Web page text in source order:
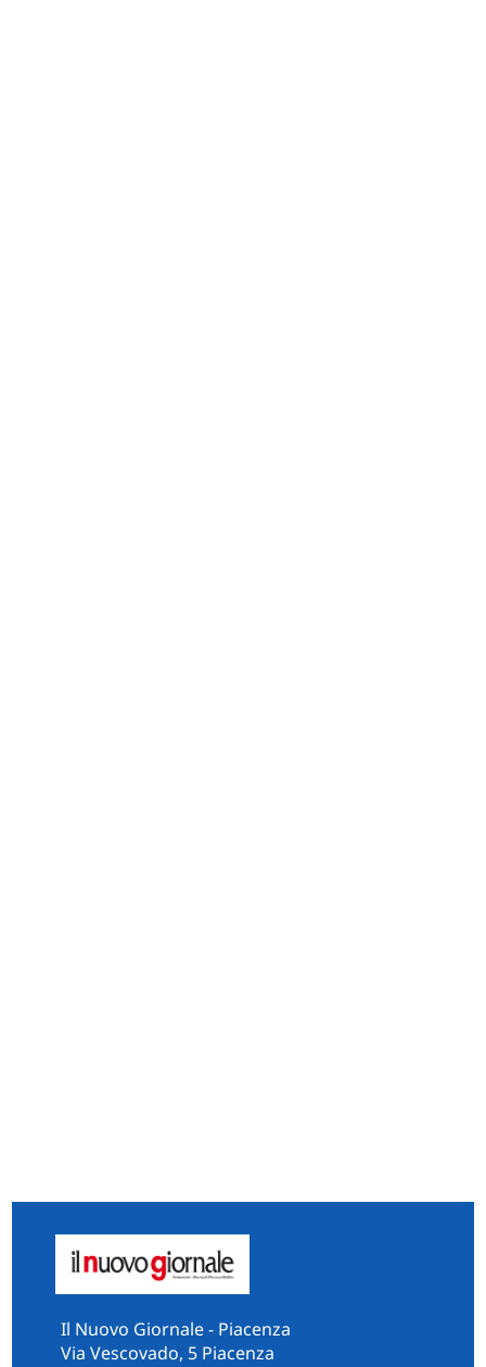
Il Nuovo Giornale - Piacenza
Via Vescovado, 5 Piacenza